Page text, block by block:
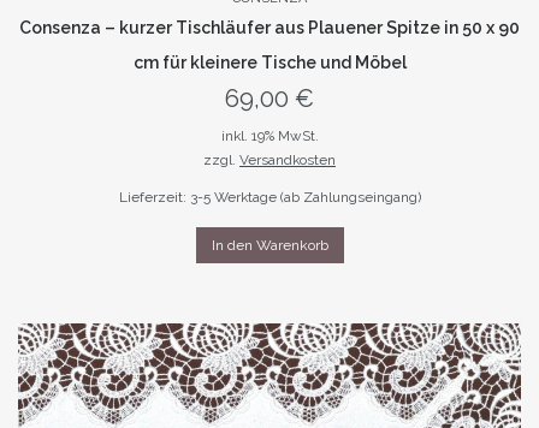
Consenza – kurzer Tischläufer aus Plauener Spitze in 50 x 90
cm für kleinere Tische und Möbel
69,00 €
inkl. 19% MwSt.
zzgl. Versandkosten
Lieferzeit: 3-5 Werktage (ab Zahlungseingang)
In den Warenkorb